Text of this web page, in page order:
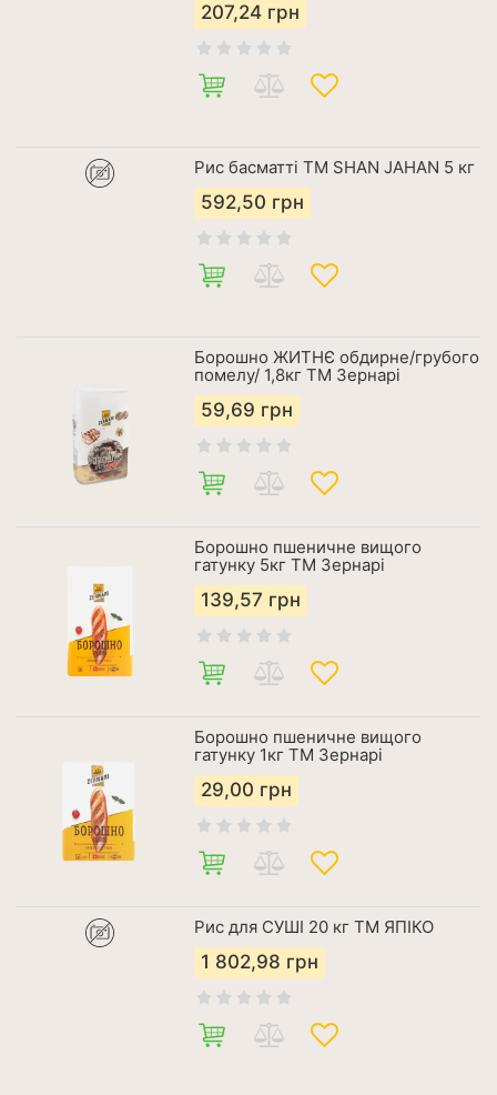
207,24 грн
Рис басматті ТМ SHAN JAHAN 5 кг
592,50 грн
Борошно ЖИТНЄ обдирне/грубого
помелу/ 1,8кг ТМ Зернарі
59,69 грн
Борошно пшеничне вищого
гатунку 5кг ТМ Зернарі
139,57 грн
Борошно пшеничне вищого
гатунку 1кг ТМ Зернарі
29,00 грн
Рис для СУШІ 20 кг ТМ ЯПІКО
1 802,98 грн